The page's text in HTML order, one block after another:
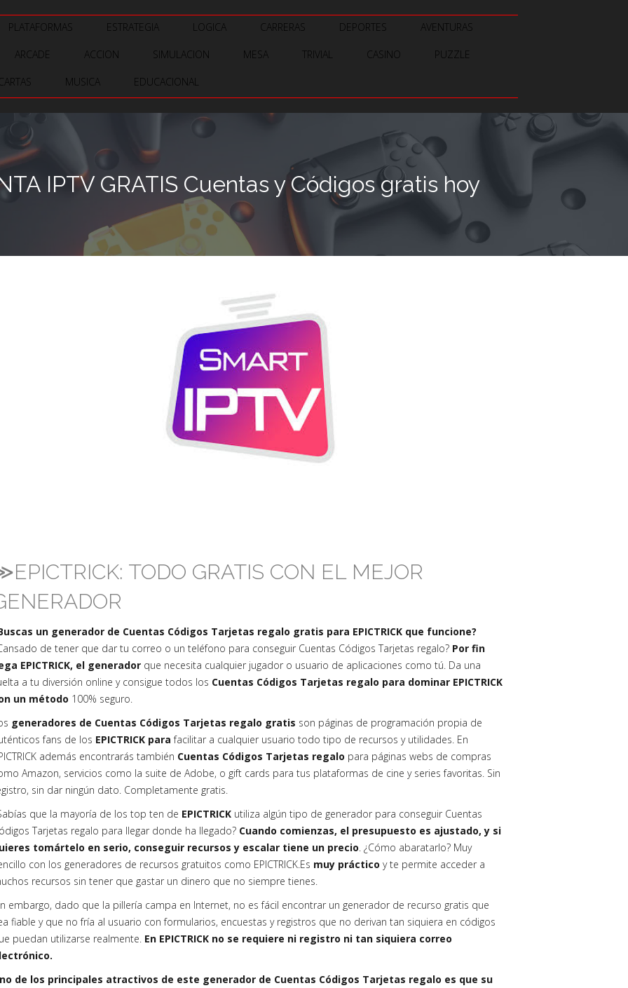
PLATAFORMAS ESTRATEGIA LOGICA CARRERAS DEPORTES AVENTURAS
ARCADE ACCION SIMULACION MESA TRIVIAL CASINO PUZZLE
MUSICA EDUCACIONAL
IPTV GRATIS Cuentas y Códigos gratis hoy
TODO GRATIS CON EL MEJOR
un generador de Cuentas Códigos Tarjetas regalo gratis para EPICTRICK que funcione?
de tener que dar tu correo o un teléfono para conseguir Cuentas Códigos Tarjetas regalo? Por fin
EPICTRICK, el generador que necesita cualquier jugador o usuario de aplicaciones como tú. Da una
a tu diversión online y consigue todos los Cuentas Códigos Tarjetas regalo para dominar EPICTRICK
un método 100% seguro.
generadores de Cuentas Códigos Tarjetas regalo gratis son páginas de programación propia de
fans de los EPICTRICK para facilitar a cualquier usuario todo tipo de recursos y utilidades. En
además encontrarás también Cuentas Códigos Tarjetas regalo para páginas webs de compras
Amazon, servicios como la suite de Adobe, o gift cards para tus plataformas de cine y series favoritas. Sin
sin dar ningún dato. Completamente gratis.
que la mayoría de los top ten de EPICTRICK utiliza algún tipo de generador para conseguir Cuentas
Tarjetas regalo para llegar donde ha llegado? Cuando comienzas, el presupuesto es ajustado, y si
tomártelo en serio, conseguir recursos y escalar tiene un precio. ¿Cómo abaratarlo? Muy
con los generadores de recursos gratuitos como EPICTRICK.Es muy práctico y te permite acceder a
recursos sin tener que gastar un dinero que no siempre tienes.
embargo, dado que la pillería campa en Internet, no es fácil encontrar un generador de recurso gratis que
fiable y que no fría al usuario con formularios, encuestas y registros que no derivan tan siquiera en códigos
puedan utilizarse realmente. En EPICTRICK no se requiere ni registro ni tan siquiera correo
de los principales atractivos de este generador de Cuentas Códigos Tarjetas regalo es que su